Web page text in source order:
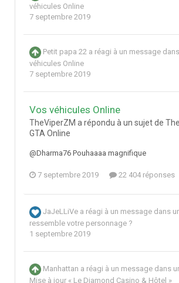
véhicules Online
7 septembre 2019
Petit papa 22 a réagi à un message
véhicules Online
7 septembre 2019
Vos véhicules Online
TheViperZM a répondu à un sujet de
GTA Online
@Dharma76 Pouhaaaa magnifique
7 septembre 2019 22 404 réponses
JaJeLLiVe a réagi à un message dans
ressemble votre personnage ?
1 septembre 2019
Manhattan a réagi à un message dans
Mise à jour « Le Diamond Casino & Hôtel »